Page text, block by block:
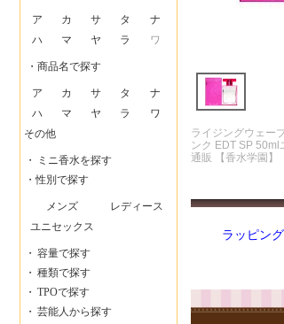
ライジングウェー
ンク EDT SP 50ml
通販 【香水学園】
ラッピン
ア カ サ タ
ナ
ハ
マ ヤ ラ ワ
・商品名で探す
ア カ サ タ
ナ
ハ
マ ヤ ラ
ワ
その他
・
ミニ香水を探す
・性別で探す
メンズ
レディース
ユニセックス
・ 容量で探す
・ 種類で探す
・ TPOで探す
・ 芸能人から探す